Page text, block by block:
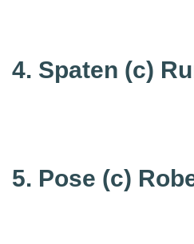
4. Spaten (c)
5. Pose (c)